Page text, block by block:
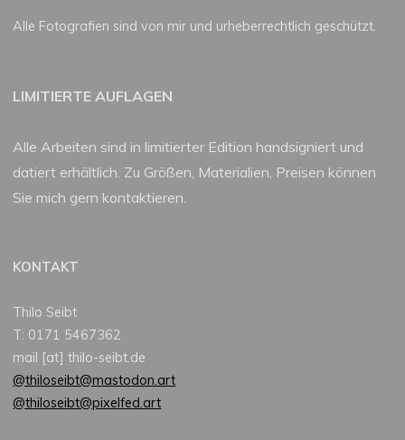
Alle Fotografien sind von mir und urheberrechtlich geschützt.
LIMITIERTE AUFLAGEN
Alle Arbeiten sind in limitierter Edition handsigniert und
datiert erhältlich. Zu Größen, Materialien, Preisen können
Sie mich gern kontaktieren.
KONTAKT
Thilo Seibt
T: 0171 5467362
mail [at] thilo-seibt.de
@thiloseibt@mastodon.art
@thiloseibt@pixelfed.art